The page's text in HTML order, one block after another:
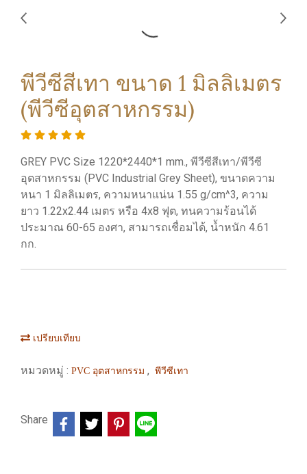
พีวีซีสีเทา ขนาด 1 มิลลิเมตร
(พีวีซีอุตสาหกรรม)
GREY PVC Size 1220*2440*1 mm., พีวีซีสีเทา/พีวีซี
อุตสาหกรรม (PVC Industrial Grey Sheet), ขนาดความ
หนา 1 มิลลิเมตร, ความหนาแน่น 1.55 g/cm^3, ความ
ยาว 1.22x2.44 เมตร หรือ 4x8 ฟุต, ทนความร้อนได้
ประมาณ 60-65 องศา, สามารถเชื่อมได้, น้ำหนัก 4.61
กก.
เปรียบเทียบ
หมวดหมู่ : PVC อุตสาหกรรม , พีวีซีเทา
Share